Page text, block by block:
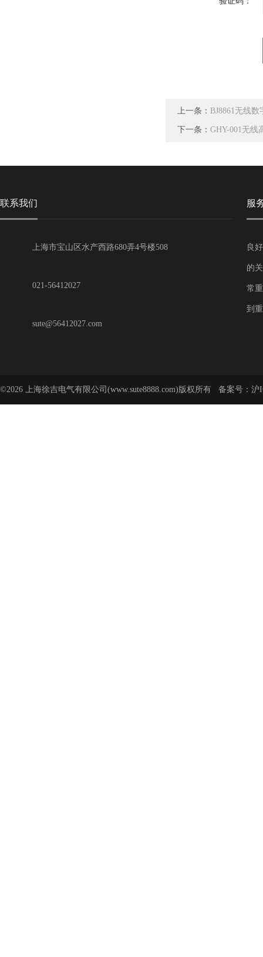
上一条： BJ8861无线数
下一条： GHY-001无线
联系我们
上海市宝山区水产西路680弄4号楼508
021-56412027
sute@56412027.com
服
良
的
常
到
©2026 上海徐吉电气有限公司(www.sute8888.com)版权所有 备案号： 沪